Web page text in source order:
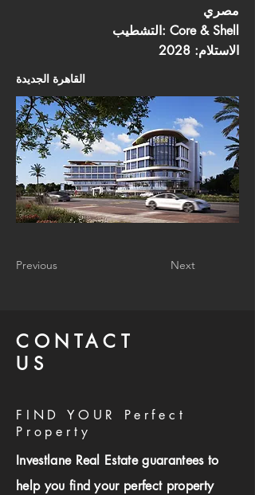
مصري
التشطيب: Core & Shell
الاستلام: 2028
القاهرة الجديدة
Previous Next
CONTACT
US
FIND YOUR Perfect
Property
Investlane Real Estate guarantees to
help you find your perfect property